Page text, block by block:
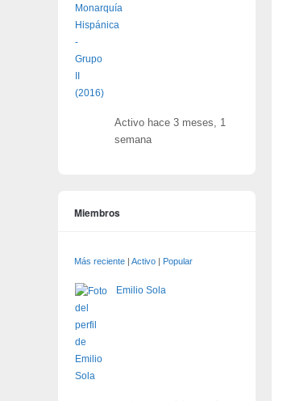
Activo hace 3 meses, 1
semana
Miembros
Más reciente | Activo | Popular
Emilio Sola